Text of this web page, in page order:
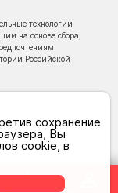
технологии
на основе сбора,
Российской
сохранение
Вы
cookie, в